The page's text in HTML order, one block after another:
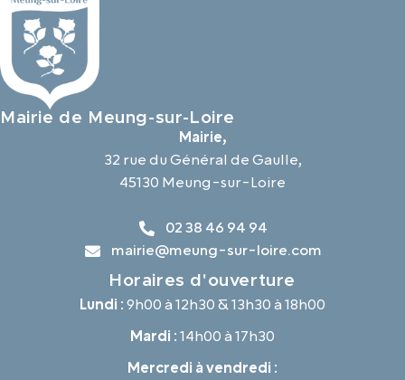
Mairie de Meung-sur-Loire
Mairie,
32 rue du Général de Gaulle,
45130 Meung-sur-Loire
02 38 46 94 94
mairie@meung-sur-loire.com
Horaires d'ouverture
Lundi :9h00 à 12h30 & 13h30 à 18h00
Mardi :14h00 à 17h30
Mercredi à vendredi :